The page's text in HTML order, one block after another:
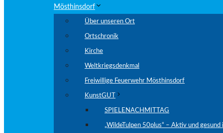
Mösthinsdorf
Über unseren Ort
Ortschronik
Kirche
Weltkriegsdenkmal
Freiwillige Feuerwehr Mösthinsdorf
KunstGUT
SPIELENACHMITTAG
„WildeTulpen 50plus“ – Aktiv und